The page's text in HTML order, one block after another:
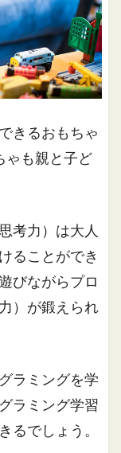
きるおもちゃ
ゃも親と子ど
考力）は大人
ることができ
びながらプロ
）が鍛えられ
ラミングを学
ラミング学習
るでしょう。